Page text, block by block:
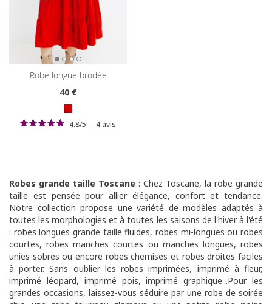
robe longue brodée
40€
4.8/5 - 4 avis
Robes grande taille Toscane : Chez Toscane, la robe grande
taille est pensée pour allier élégance, confort et tendance.
Notre collection propose une variété de modèles adaptés à
toutes les morphologies et à toutes les saisons de l'hiver à l'été
: robes longues grande taille fluides, robes mi-longues ou robes
courtes, robes manches courtes ou manches longues, robes
unies sobres ou encore robes chemises et robes droites faciles
à porter. Sans oublier les robes imprimées, imprimé à fleur,
imprimé léopard, imprimé pois, imprimé graphique...Pour les
grandes occasions, laissez-vous séduire par une robe de soirée